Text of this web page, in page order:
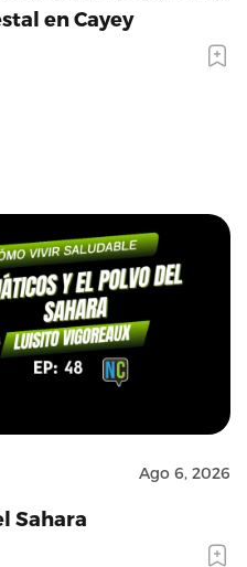
en Cayey
Ago 6, 2026
Sahara